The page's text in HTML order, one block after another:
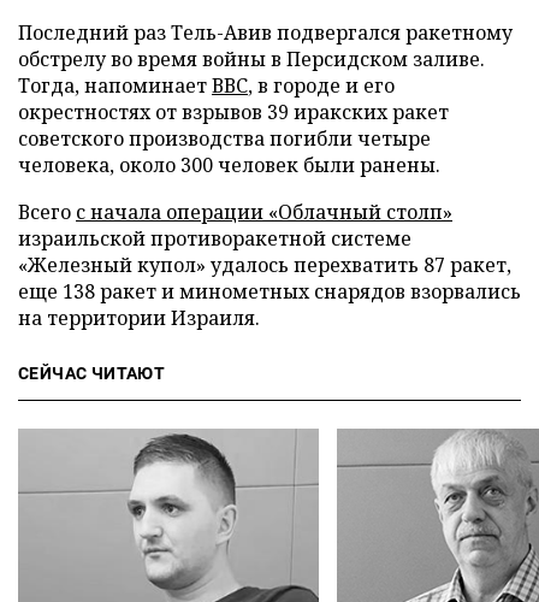
Последний раз Тель-Авив подвергался ракетному
обстрелу во время войны в Персидском заливе.
Тогда, напоминаетВВС, в городе и его
окрестностях от взрывов 39 иракских ракет
советского производства погибли четыре
человека, около 300 человек были ранены.
Всего с начала операции «Облачный столп»
израильской противоракетной системе
«Железный купол» удалось перехватить 87 ракет,
еще 138 ракет и минометных снарядов взорвались
на территории Израиля.
СЕЙЧАС ЧИТАЮТ